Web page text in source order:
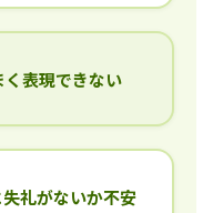
く表現できない
礼がないか不安